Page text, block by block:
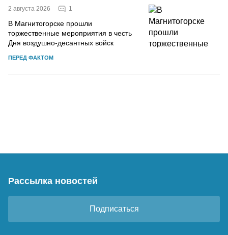
2 августа 2026 1
В Магнитогорске прошли
торжественные мероприятия в честь
Дня воздушно-десантных войск
ПЕРЕД ФАКТОМ
Рассылка новостей
Подписаться